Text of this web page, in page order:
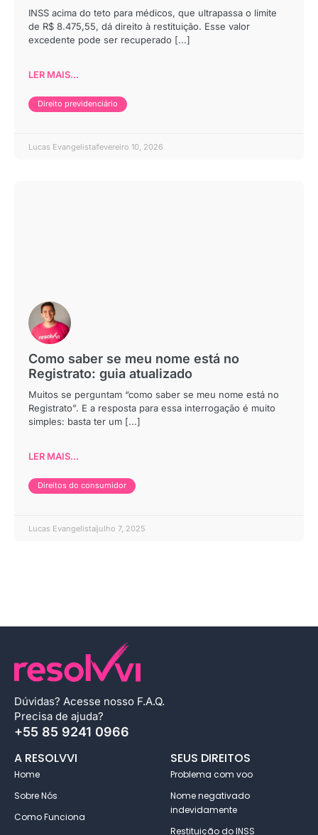
INSS acima do teto para médicos, que ultrapassa o limite
de R$ 8.475,55, dá direito à restituição. Esse valor
excedente pode ser recuperado [...]
LER MAIS...
Direito previdenciário
Lucas Evangelistafevereiro 10, 2026
Como saber se meu nome está no
Registrato: guia atualizado
Muitos se perguntam “como saber se meu nome está no
Registrato”. E a resposta para essa interrogação é muito
simples: basta ter um [...]
LER MAIS...
Direitos do consumidor
Lucas Evangelistajulho 7, 2025
Dúvidas? Acesse nosso F.A.Q.
Precisa de ajuda?
+55 85 9241 0966
A RESOLVVI
Home
Sobre Nós
Como Funciona
SEUS DIREITOS
Problema com voo
Nome negativado
indevidamente
Restituição do INSS